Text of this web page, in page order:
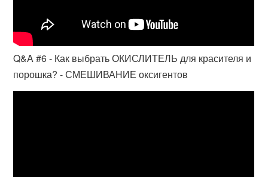
Q&A #6 - Как выбрать ОКИСЛИТЕЛЬ для красителя и
порошка? - СМЕШИВАНИЕ оксигентов